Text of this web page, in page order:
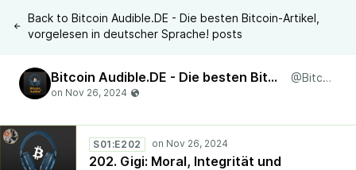
Back to Bitcoin Audible.DE - Die besten Bitcoin-Artikel,
vorgelesen in deutscher Sprache! posts
Bitcoin Audible.DE - Die besten Bitcoin-Artikel, vorgelesen in deutscher Sprache! @BitcoinAudibleDE
S01:E202
202. Gigi: Moral, Integrität und